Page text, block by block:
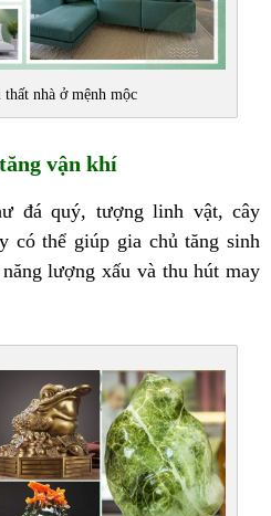
nhà ở mệnh mộc
vận khí
đá quý, tượng linh vật, cây
có thể giúp gia chủ tăng sinh
lượng xấu và thu hút may